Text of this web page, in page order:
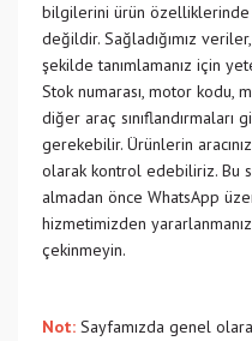
bilgilerini ürün
değildir. Sağladığımız
şekilde tanımlamanız için
Stok numarası, motor kodu,
diğer araç sınıflandırmaları
gerekebilir. Ürünlerin
olarak kontrol edebiliriz. Bu
almadan önce WhatsApp
hizmetimizden
çekinmeyin.
Not: Sayfamızda genel